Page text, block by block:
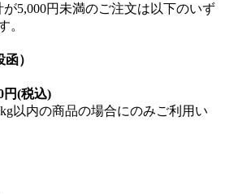
5,000円未満のご注文は以下のいず
。
）
円(税込)
以内の商品の場合にのみご利用い